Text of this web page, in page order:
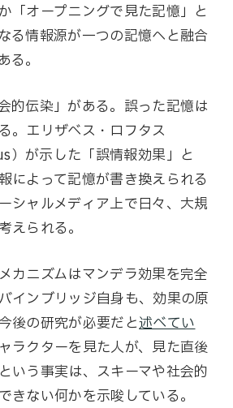
「オープニングで見た記憶」と
る情報源が一つの記憶へと融合
る。
的伝染」がある。誤った記憶は
。エリザベス・ロフタス
）が示した「誤情報効果」と
によって記憶が書き換えられる
シャルメディア上で日々、大規
えられる。
カニズムはマンデラ効果を完全
インブリッジ自身も、効果の原
後の研究が必要だと述べてい
ラクターを見た人が、見た直後
いう事実は、スキーマや社会的
きない何かを示唆している。